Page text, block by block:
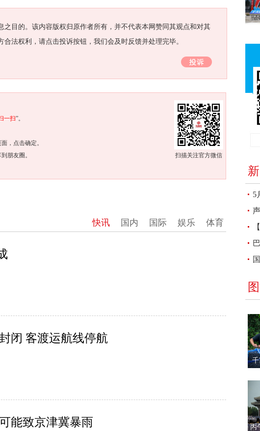
之目的。该内容版权归原作者所有，并不代表本网赞同其观点和对其
法权利，请点击投诉按钮，我们会及时反馈并处理完毕。
扫描关注官方微信
一扫”。
，点击确定。
朋友圈。
快讯 国内 国际 娱乐 体育
闭 客渡运航线停航
能致京津冀暴雨
5
丙